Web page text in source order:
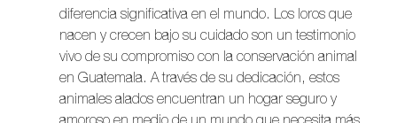
diferencia significativa en el mundo. Los loros que
nacen y crecen bajo su cuidado son un testimonio
vivo de su compromiso con la conservación animal
en Guatemala. A través de su dedicación, estos
animales alados encuentran un hogar seguro y